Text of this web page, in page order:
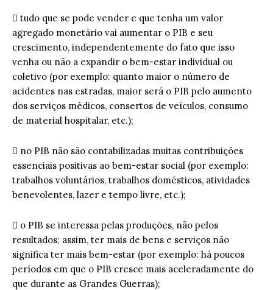
 tudo que se pode vender e que tenha um valor
agregado monetário vai aumentar o PIB e seu
crescimento, independentemente do fato que isso
venha ou não a expandir o bem-estar individual ou
coletivo (por exemplo: quanto maior o número de
acidentes nas estradas, maior será o PIB pelo aumento
dos serviços médicos, consertos de veículos, consumo
de material hospitalar, etc.);
 no PIB não são contabilizadas muitas contribuições
essenciais positivas ao bem-estar social (por exemplo:
trabalhos voluntários, trabalhos domésticos, atividades
benevolentes, lazer e tempo livre, etc.);
 o PIB se interessa pelas produções, não pelos
resultados; assim, ter mais de bens e serviços não
significa ter mais bem-estar (por exemplo: há poucos
períodos em que o PIB cresce mais aceleradamente do
que durante as Grandes Guerras);